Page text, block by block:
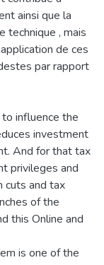
ainsi que la
technique , mais
de ces
par rapport
influence the
investment
And for that tax
privileges and
cuts and tax
of the
this Online and
is one of the